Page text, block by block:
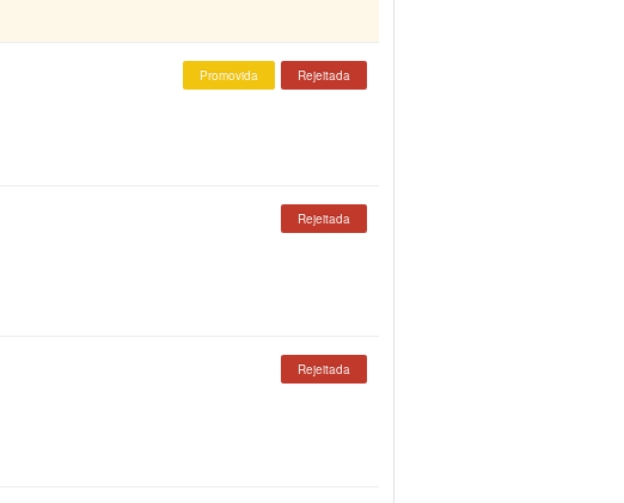
Promovida Rejeitada
Rejeitada
Rejeitada